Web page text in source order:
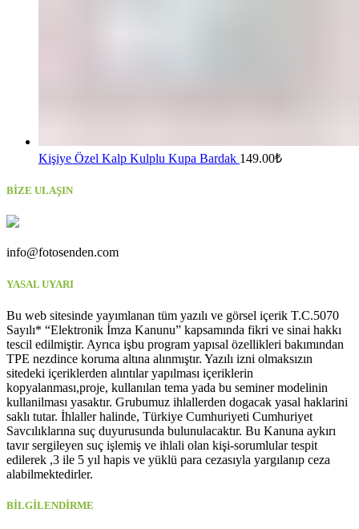
Kişiye Özel Kalp Kulplu Kupa Bardak 149.00₺
BİZE ULAŞIN
info@fotosenden.com
YASAL UYARI
Bu web sitesinde yayımlanan tüm yazılı ve görsel içerik T.C.5070
Sayılı* “Elektronik İmza Kanunu” kapsamında fikri ve sinai hakkı
tescil edilmiştir. Ayrıca işbu program yapısal özellikleri bakımından
TPE nezdince koruma altına alınmıştır. Yazılı izni olmaksızın
sitedeki içeriklerden alıntılar yapılması içeriklerin
kopyalanması,proje, kullanılan tema yada bu seminer modelinin
kullanilması yasaktır. Grubumuz ihlallerden dogacak yasal haklarini
saklı tutar. İhlaller halinde, Türkiye Cumhuriyeti Cumhuriyet
Savcılıklarına suç duyurusunda bulunulacaktır. Bu Kanuna aykırı
tavır sergileyen suç işlemiş ve ihlali olan kişi-sorumlular tespit
edilerek ,3 ile 5 yıl hapis ve yüklü para cezasıyla yargılanıp ceza
alabilmektedirler.
BİLGİLENDİRME